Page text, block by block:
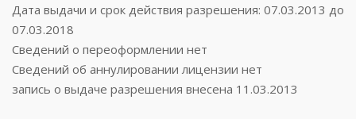
Дата выдачи и срок действия разрешения: 07.03.2013 до
07.03.2018
Сведений о переоформлении нет
Сведений об аннулировании лицензии нет
запись о выдаче разрешения внесена 11.03.2013